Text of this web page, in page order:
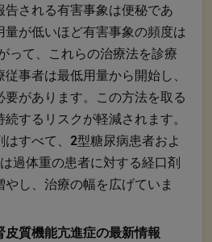
告される有害事象は便秘であ
量が低いほど有害事象の頻度は
って、これらの治療法を診療
事者は最低用量から開始し、
があります。この方法を取る
するリスクが軽減されます。
すべて、2型糖尿病患者およ
過体重の患者に対する経口剤
し、治療の幅を広げていま
皮質機能亢進症の最新情報